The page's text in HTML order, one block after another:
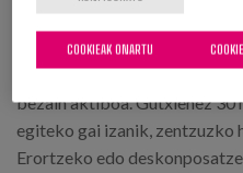
edo obesitatearekin baino.
Fisikoki aktiboa izan, zure
bezain aktiboa. Gutxienez 30
egiteko gai izanik, zentzuzko
Erortzeko edo
COOKIEAK ONARTU